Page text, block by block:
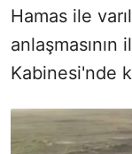
Hamas ile
anlaşmasının
Kabinesi'nde